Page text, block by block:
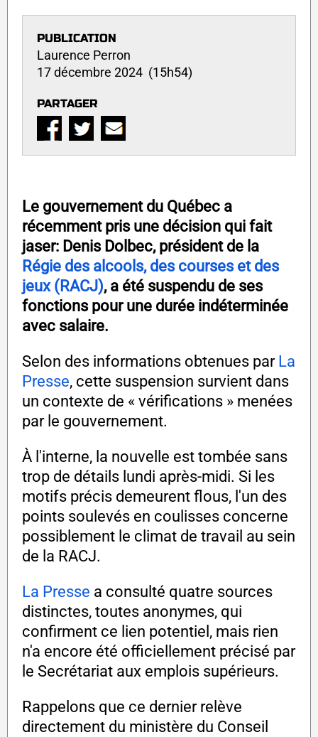
PUBLICATION
Laurence Perron
17 décembre 2024 (15h54)
PARTAGER
Le gouvernement du Québec a
récemment pris une décision qui fait
jaser: Denis Dolbec, président de la
Régie des alcools, des courses et des
jeux (RACJ), a été suspendu de ses
fonctions pour une durée indéterminée
avec salaire.
Selon des informations obtenues par La
Presse, cette suspension survient dans
un contexte de « vérifications » menées
par le gouvernement.
À l'interne, la nouvelle est tombée sans
trop de détails lundi après-midi. Si les
motifs précis demeurent flous, l'un des
points soulevés en coulisses concerne
possiblement le climat de travail au sein
de la RACJ.
La Presse a consulté quatre sources
distinctes, toutes anonymes, qui
confirment ce lien potentiel, mais rien
n'a encore été officiellement précisé par
le Secrétariat aux emplois supérieurs.
Rappelons que ce dernier relève
directement du ministère du Conseil